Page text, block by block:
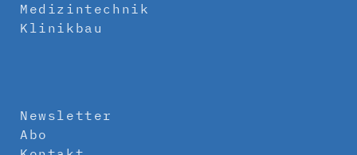
Medizintechnik
Klinikbau
Newsletter
Abo